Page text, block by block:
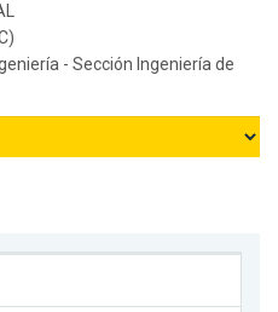
- Sección Ingeniería de